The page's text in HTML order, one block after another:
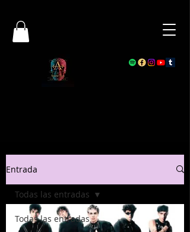
Entrada
Todas las entradas
Todas las entradas